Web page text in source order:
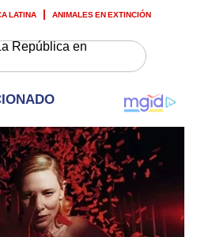
LATINA ANIMALES EN EXTINCIÓN
República en